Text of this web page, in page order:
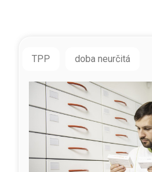
TPP doba neurčitá